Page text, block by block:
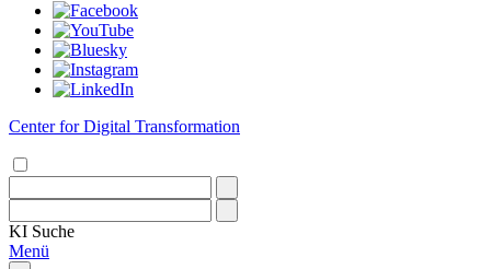
Center for Digital Transformation
KI Suche
Menü